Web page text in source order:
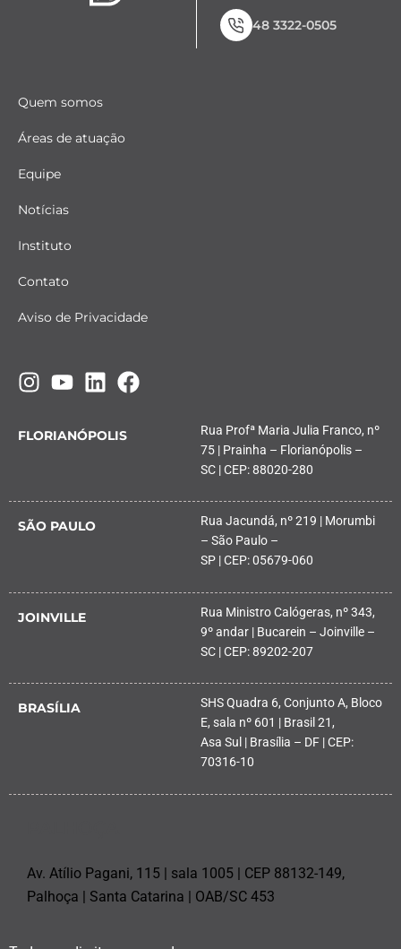
48 3322-0505
Quem somos
Áreas de atuação
Equipe
Notícias
Instituto
Contato
Aviso de Privacidade
FLORIANÓPOLIS
Rua Profª Maria Julia Franco, nº
75 | Prainha – Florianópolis –
SC | CEP: 88020-280
SÃO PAULO
Rua Jacundá, nº 219 | Morumbi
– São Paulo –
SP | CEP: 05679-060
JOINVILLE
Rua Ministro Calógeras, nº 343,
9º andar | Bucarein – Joinville –
SC | CEP: 89202-207
BRASÍLIA
SHS Quadra 6, Conjunto A, Bloco
E, sala nº 601 | Brasil 21,
Asa Sul | Brasília – DF | CEP:
70316-10
Av. Atílio Pagani, 115 | sala 1005 | CEP 88132-149,
Palhoça | Santa Catarina | OAB/SC 453